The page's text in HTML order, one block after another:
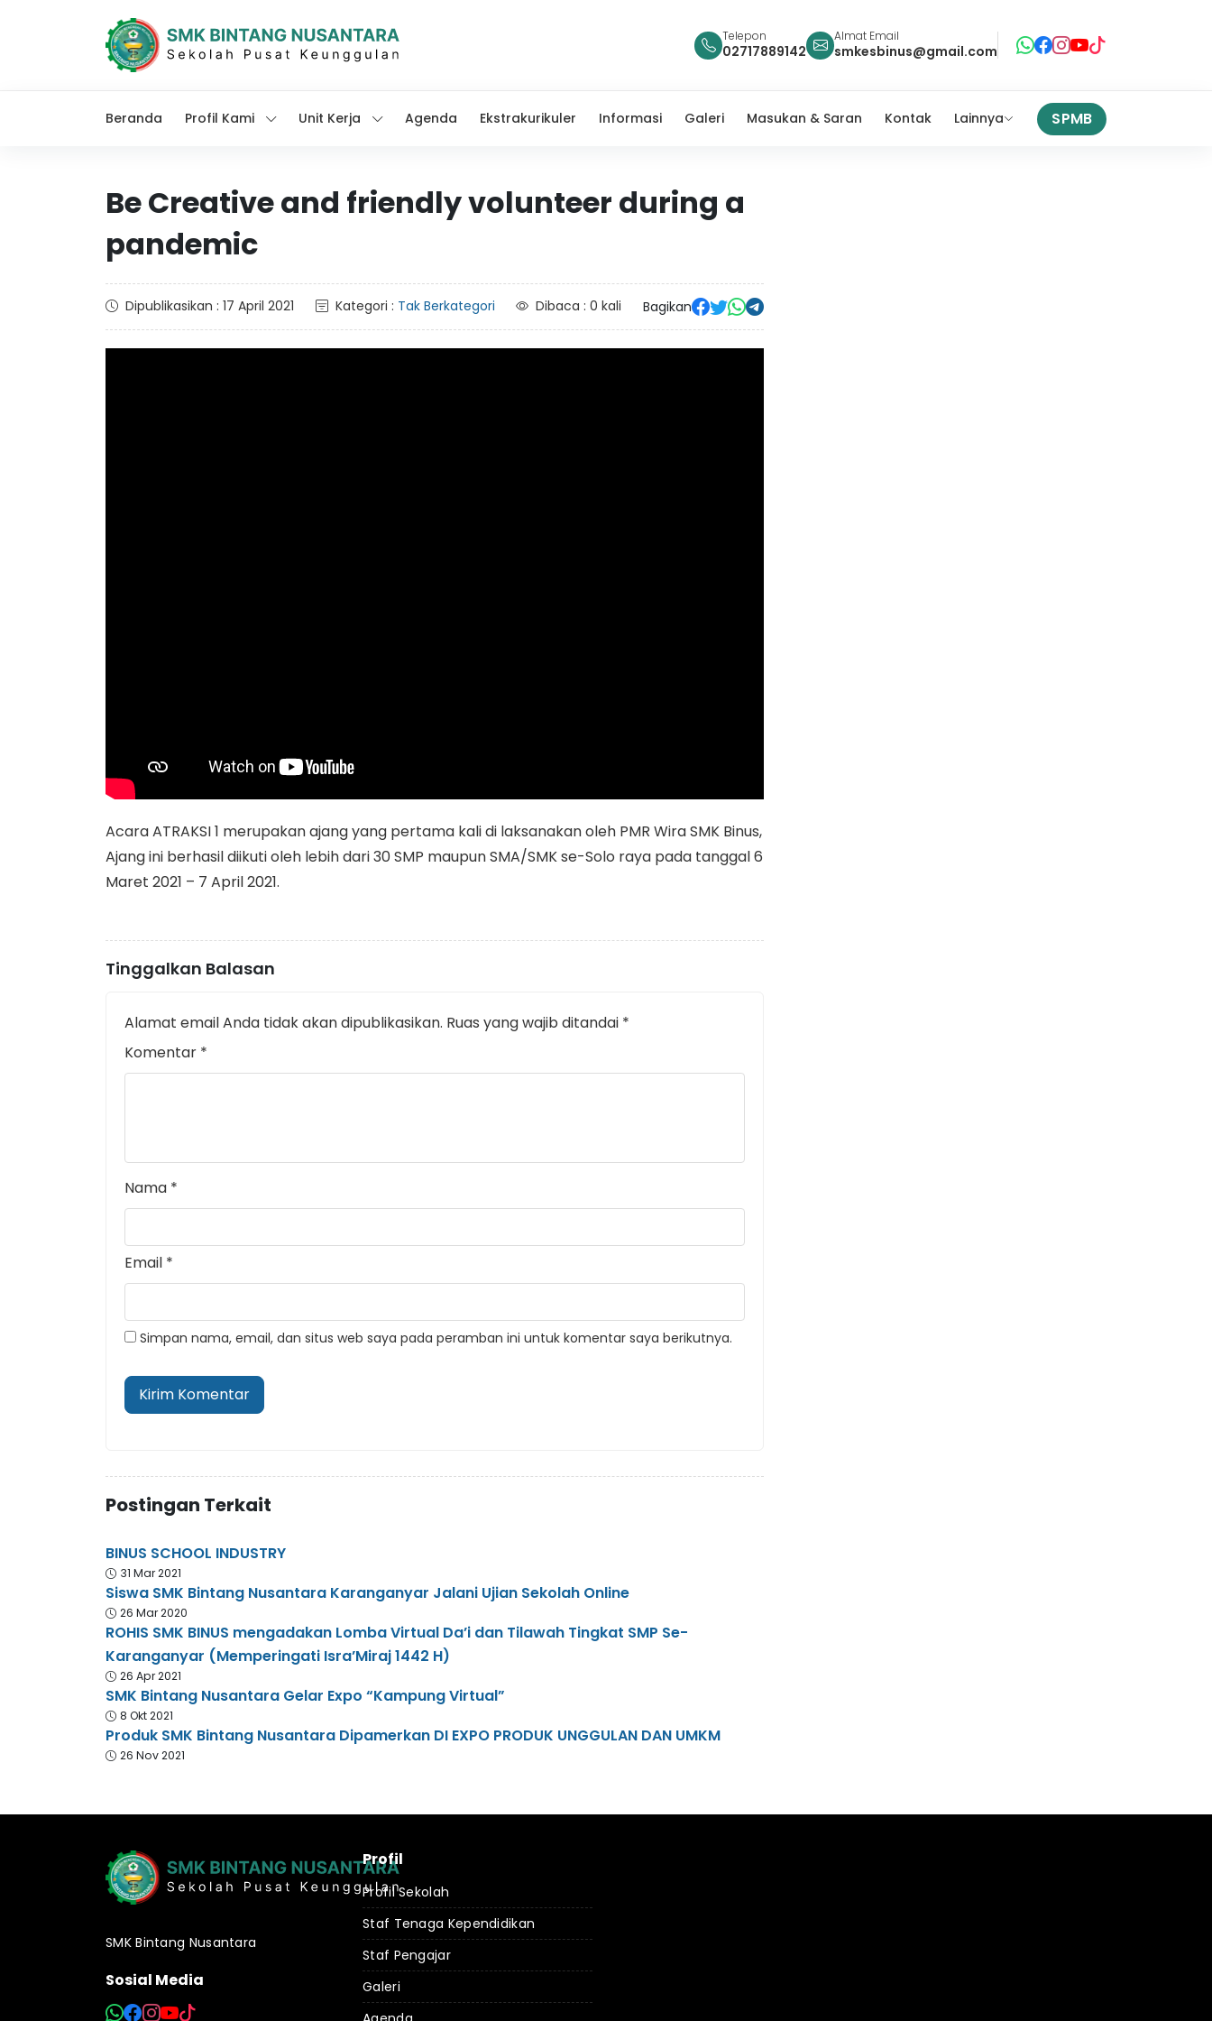
Telepon
02717889142
Almat Email
smkesbinus@gmail.com
Beranda Profil Kami Unit Kerja Agenda Ekstrakurikuler Informasi Galeri Masukan & Saran Kontak Lainnya SPMB
Be Creative and friendly volunteer during a
pandemic
Dipublikasikan : 17 April 2021 Kategori : Tak Berkategori Dibaca : 0 kali Bagikan
Acara ATRAKSI 1 merupakan ajang yang pertama kali di laksanakan oleh PMR Wira SMK Binus,
Ajang ini berhasil diikuti oleh lebih dari 30 SMP maupun SMA/SMK se-Solo raya pada tanggal 6
Maret 2021 – 7 April 2021.
Tinggalkan Balasan
Alamat email Anda tidak akan dipublikasikan. Ruas yang wajib ditandai *
Komentar *
Nama *
Email *
Simpan nama, email, dan situs web saya pada peramban ini untuk komentar saya berikutnya.
Postingan Terkait
BINUS SCHOOL INDUSTRY
31 Mar 2021
Siswa SMK Bintang Nusantara Karanganyar Jalani Ujian Sekolah Online
26 Mar 2020
ROHIS SMK BINUS mengadakan Lomba Virtual Da’i dan Tilawah Tingkat SMP Se-
Karanganyar (Memperingati Isra’Miraj 1442 H)
26 Apr 2021
SMK Bintang Nusantara Gelar Expo “Kampung Virtual”
8 Okt 2021
Produk SMK Bintang Nusantara Dipamerkan DI EXPO PRODUK UNGGULAN DAN UMKM
26 Nov 2021
SMK Bintang Nusantara
Sosial Media
Profil
Profil Sekolah
Staf Tenaga Kependidikan
Staf Pengajar
Galeri